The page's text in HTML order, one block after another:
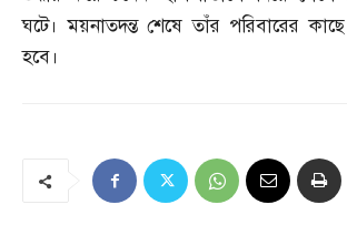
ঘটে। ময়নাতদন্ত শেষে তাঁর পরিবারের কাছে
হবে।